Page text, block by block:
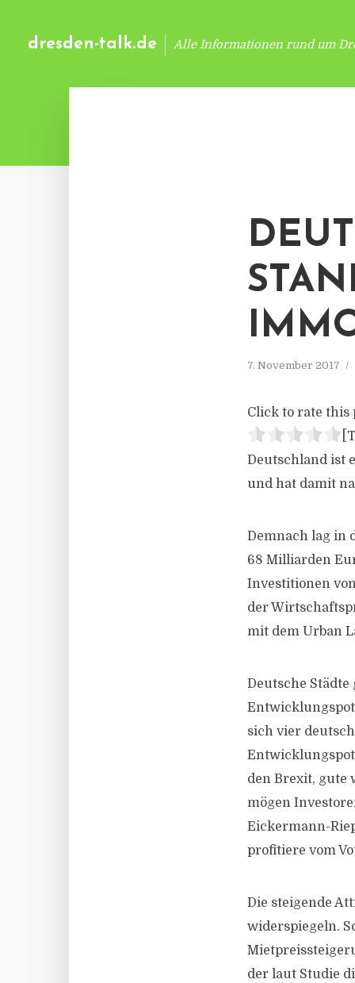
dresden-talk.de Alle Informationen rund um
7. November 2017
Click to rate this
Deutschland ist
und hat damit
Demnach lag in
68 Milliarden
Investitionen
der
mit dem Urban
Deutsche
sich vier
den Brexit, gute
mögen
Eickermann-
profitiere vom
Die steigende
widerspiegeln.
der laut Studie